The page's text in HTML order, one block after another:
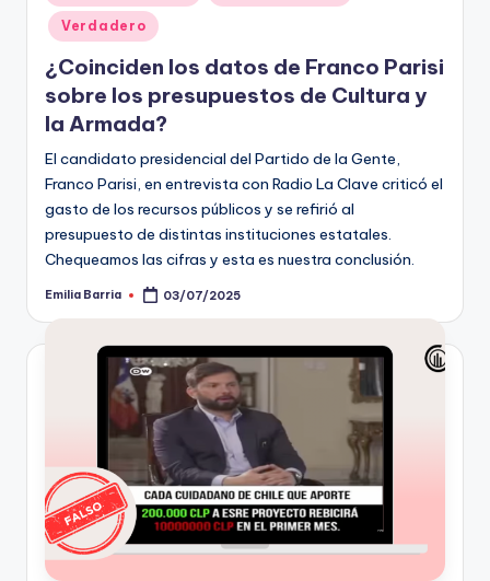
en
Verdadero
¿Coinciden los datos de Franco Parisi
sobre los presupuestos de Cultura y
la Armada?
El candidato presidencial del Partido de la Gente,
Franco Parisi, en entrevista con Radio La Clave criticó el
gasto de los recursos públicos y se refirió al
presupuesto de distintas instituciones estatales.
Chequeamos las cifras y esta es nuestra conclusión.
Publicado
Emilia Barria 03/07/2025